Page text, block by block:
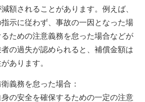
額されることがあります。例えば、
示に従わず、事故の一因となった場
ための注意義務を怠った場合などが
の過失が認められると、補償金額は
あります。
義務を怠った場合：
の安全を確保するための一定の注意